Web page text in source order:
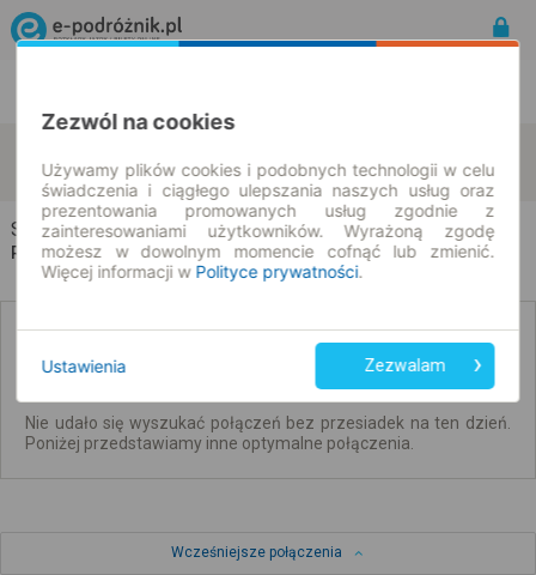
10.08.2026 | -- : --
zmień kryteria
Sosnowo → Sztabin
Rozkład jazdy i bilety
Brak połączeń bezpośrednich. Sprawdź
połączenia z przesiadkami.
Nie udało się wyszukać połączeń bez przesiadek na ten dzień.
Poniżej przedstawiamy inne optymalne połączenia.
Wcześniejsze połączenia
Zezwól na cookies
Używamy plików cookies i podobnych technologii w celu
świadczenia i ciągłego ulepszania naszych usług oraz
prezentowania promowanych usług zgodnie z
zainteresowaniami użytkowników. Wyrażoną zgodę
możesz w dowolnym momencie cofnąć lub zmienić.
Więcej informacji w Polityce prywatności.
Ustawienia Zezwalam